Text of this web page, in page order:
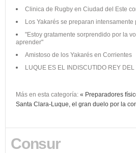
Clinica de Rugby en Ciudad del Este
Los Yakarés se preparan intensamente
"Estoy gratamente sorprendido por la
aprender"
Amistoso de los Yakarés en Corrientes
LUQUE ES EL INDISCUTIDO REY DEL
Más en esta categoría: « Preparadores
Santa Clara-Luque, el gran duelo por la
Consur